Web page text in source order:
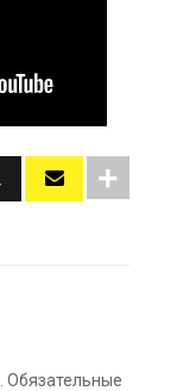
Обязательные